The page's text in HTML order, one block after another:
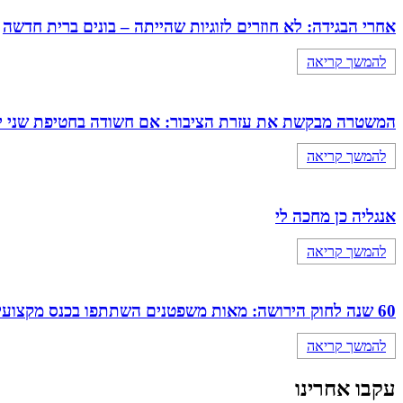
אחרי הבגידה: לא חוזרים לזוגיות שהייתה – בונים ברית חדשה
להמשך קריאה
המשטרה מבקשת את עזרת הציבור: אם חשודה בחטיפת שני
להמשך קריאה
אנגליה כן מחכה לי
להמשך קריאה
60 שנה לחוק הירושה: מאות משפטנים השתתפו בכנס מקצועי מיוחד של מחוז מרכז
להמשך קריאה
עקבו אחרינו